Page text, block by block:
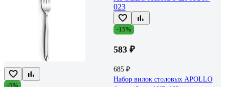
-5%
-15%
583 ₽
685 ₽
Набор вилок столовых APOLLO